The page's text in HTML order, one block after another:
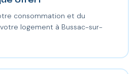
consommation et du
logement à Bussac-sur-